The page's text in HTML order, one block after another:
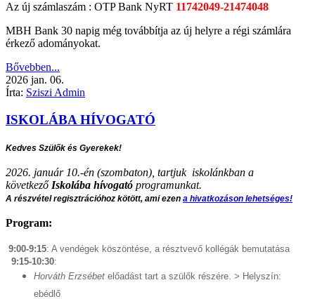
Az új számlaszám : OTP Bank NyRT 11742049-21474048
MBH Bank 30 napig még továbbítja az új helyre a régi számlára
érkező adományokat.
Bővebben...
2026 jan. 06.
Írta: Sziszi Admin
ISKOLÁBA HÍVOGATÓ
Kedves Szülők és Gyerekek!
2026. január 10.-én (szombaton), tartjuk iskolánkban a
következőIskolába hívogató programunkat.
A részvétel regisztrációhoz kötött, ami ezen a hivatkozáson lehetséges!
Program:
9:00-9:15: A vendégek köszöntése, a résztvevő kollégák bemutatása
9:15-10:30:
Horváth Erzsébet előadást tart a szülők részére. > Helyszín:
ebédlő